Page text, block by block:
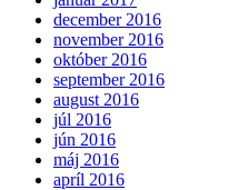
december 2016
november 2016
október 2016
september 2016
august 2016
júl 2016
jún 2016
máj 2016
apríl 2016